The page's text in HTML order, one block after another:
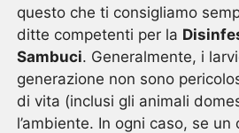
questo che ti consigliamo
ditte competenti per la
Sambuci. Generalmente, i
generazione non sono
di vita (inclusi gli animali
l’ambiente. In ogni caso, se